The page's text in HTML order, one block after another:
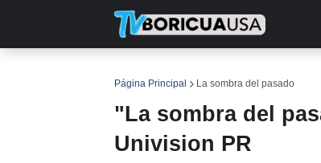
Página Principal La sombra del pasado
"La sombra del
Univision PR